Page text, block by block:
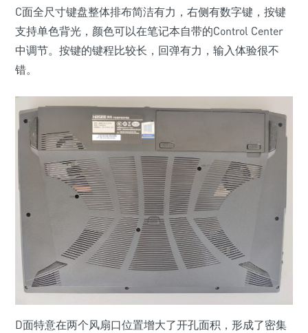
C面全尺寸键盘整体排布简洁有力，右侧有数字键，按键
支持单色背光，颜色可以在笔记本自带的Control Center
中调节。按键的键程比较长，回弹有力，输入体验很不
错。
D面特意在两个风扇口位置增大了开孔面积，形成了密集